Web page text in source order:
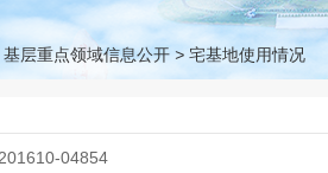
基层重点领域信息公开 > 宅基地使用情况
04854